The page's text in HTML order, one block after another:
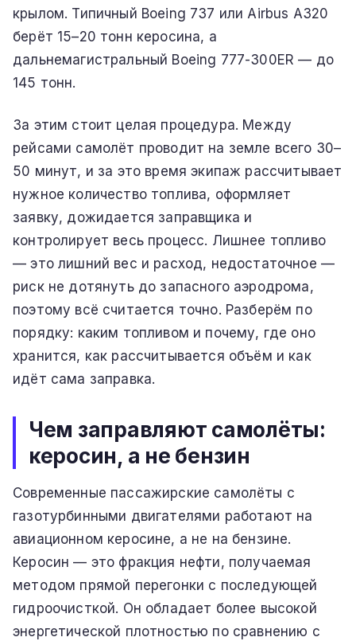
крылом. Типичный Boeing 737 или Airbus A320
берёт 15–20 тонн керосина, а
дальнемагистральный Boeing 777-300ER — до
145 тонн.
За этим стоит целая процедура. Между
рейсами самолёт проводит на земле всего 30–
50 минут, и за это время экипаж рассчитывает
нужное количество топлива, оформляет
заявку, дожидается заправщика и
контролирует весь процесс. Лишнее топливо
— это лишний вес и расход, недостаточное —
риск не дотянуть до запасного аэродрома,
поэтому всё считается точно. Разберём по
порядку: каким топливом и почему, где оно
хранится, как рассчитывается объём и как
идёт сама заправка.
Чем заправляют самолёты:
керосин, а не бензин
Современные пассажирские самолёты с
газотурбинными двигателями работают на
авиационном керосине, а не на бензине.
Керосин — это фракция нефти, получаемая
методом прямой перегонки с последующей
гидроочисткой. Он обладает более высокой
энергетической плотностью по сравнению с